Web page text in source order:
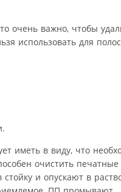
очень важно, чтобы
использовать для
иметь в виду, что
очистить
и опускают в